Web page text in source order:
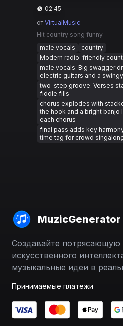
02:45
от VirtualMusic
Hit country song funny
male vocals
country
Modern radio-friendly
male vocals. Big swagger
electric guitars and a swingy
two-step groove. Verses
fiddle fills
chorus explodes with
the hook and a bright banjo
each chorus
final pass adds key
time tag for crowd
MuzicGenerator
Создавайте
искусственного
музыкальные идеи в
Принимаемые платежи